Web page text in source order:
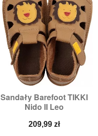
Sandały Barefoot TIKKI
Nido II Leo
Cena
209,99 zł